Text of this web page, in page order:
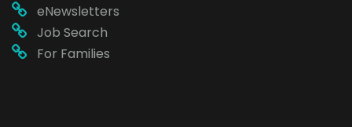
eNewsletters
Job Search
For Families